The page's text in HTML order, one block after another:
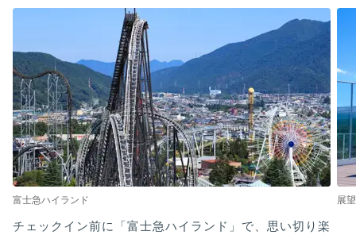
富士急ハイランド 展
チェックイン前に「富士急ハイランド」で、思い切り楽